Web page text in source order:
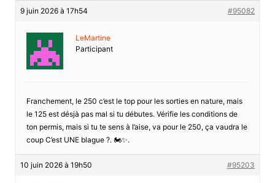
9 juin 2026 à 17h54 #95082
LeMartine
Participant
Franchement, le 250 c’est le top pour les sorties en nature, mais
le 125 est désjà pas mal si tu débutes. Vérifie les conditions de
ton permis, mais si tu te sens à l’aise, va pour le 250, ça vaudra le
coup C’est UNE blague ?. 🏍️✨.
10 juin 2026 à 19h50 #95203